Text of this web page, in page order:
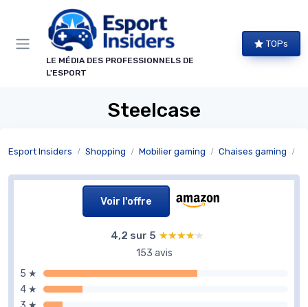
LE MÉDIA DES PROFESSIONNELS DE
L'ESPORT
TOPs
Steelcase
Esport Insiders Shopping Mobilier gaming Chaises gaming
Voir l'offre
4,2 sur 5 ★★★★★
★★★★★
153 avis
5 ★
4 ★
Panneau de gestion des cookies